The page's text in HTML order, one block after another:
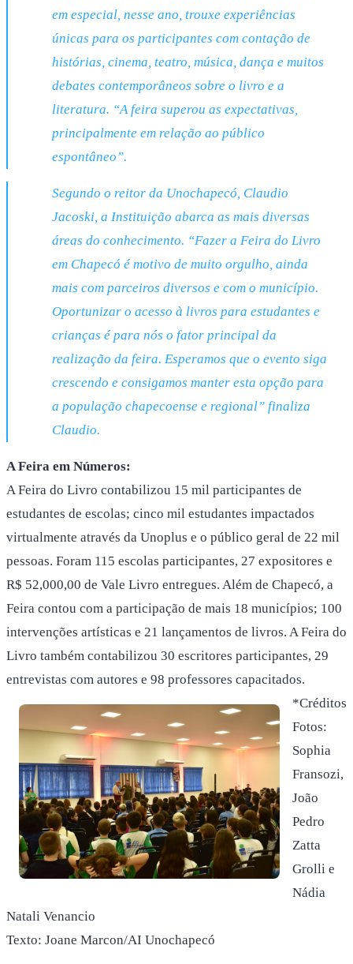
em especial, nesse ano, trouxe experiências
únicas para os participantes com contação de
histórias, cinema, teatro, música, dança e muitos
debates contemporâneos sobre o livro e a
literatura. “Afeira superou as expectativas,
principalmente em relação ao público
espontâneo”.
Segundo o reitor da Unochapecó, Claudio
Jacoski, a Instituição abarca as mais diversas
áreas do conhecimento. “Fazer a Feira do Livro
em Chapecó é motivo de muito orgulho, ainda
mais com parceiros diversos e com o município.
Oportunizar o acesso à livros para estudantes e
crianças é para nós o fator principal da
realização da feira. Esperamos que o evento siga
crescendo e consigamos manter esta opção para
a população chapecoense e regional” finaliza
Claudio.
A Feira em Números:
A Feira do Livro contabilizou 15 mil participantes de
estudantes de escolas; cinco mil estudantes impactados
virtualmente através da Unoplus e o público geral de 22 mil
pessoas. Foram 115 escolas participantes, 27 expositores e
R$ 52,000,00 de Vale Livro entregues. Além de Chapecó, a
Feira contou com a participação de mais 18 municípios; 100
intervenções artísticas e 21 lançamentos de livros. A Feira do
Livro também contabilizou 30 escritores participantes, 29
entrevistas com autores e 98 professores capacitados.
*Créditos
Fotos:
Sophia
Fransozi,
João
Pedro
Zatta
Grolli e
Nádia
Natali Venancio
Texto: Joane Marcon/AI Unochapecó